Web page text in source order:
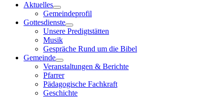
Aktuelles
Gemeindeprofil
Gottesdienste
Unsere Predigtstätten
Musik
Gespräche Rund um die Bibel
Gemeinde
Veranstaltungen & Berichte
Pfarrer
Pädagogische Fachkraft
Geschichte